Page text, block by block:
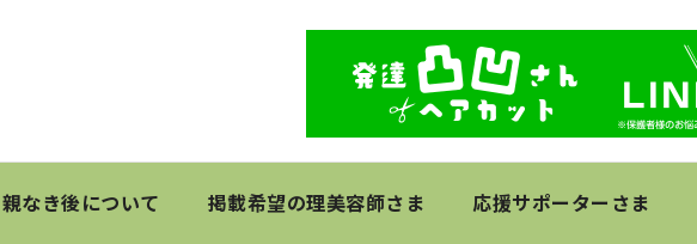
親なき後について 掲載希望の理美容師さま 応援サポーターさま